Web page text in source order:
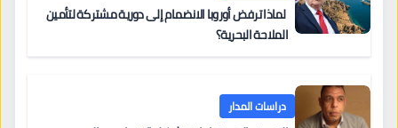
لماذا ترفض أوروبا الانضمام إلى دورية مشتركة لتأمين
الملاحة البحرية؟
دراسات المدار